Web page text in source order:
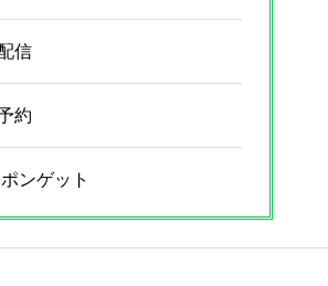
信
約
ンゲット